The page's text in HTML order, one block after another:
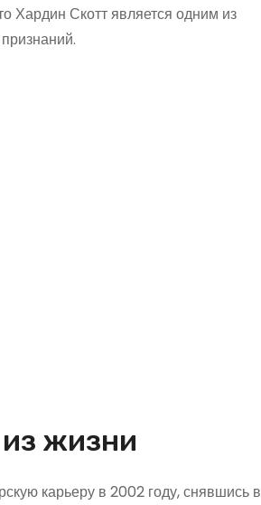
Хардин Скотт является одним из
жизни
карьеру в 2002 году, снявшись в